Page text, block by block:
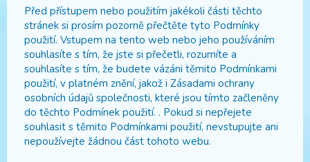
Před přístupem nebo použitím jakékoli části těchto
stránek si prosím pozorně přečtěte tyto Podmínky
použití. Vstupem na tento web nebo jeho používáním
souhlasíte s tím, že jste si přečetli, rozumíte a
souhlasíte s tím, že budete vázáni těmito Podmínkami
použití, v platném znění, jakož i Zásadami ochrany
osobních údajů společnosti, které jsou tímto začleněny
do těchto Podmínek použití. . Pokud si nepřejete
souhlasit s těmito Podmínkami použití, nevstupujte ani
nepoužívejte žádnou část tohoto webu.